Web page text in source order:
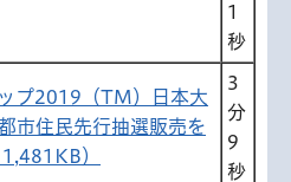
1
秒
プ2019（TM）日本大
市住民先行抽選販売を
）
3
分
9
秒